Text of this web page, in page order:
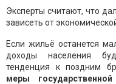
Эксперты считают, что
зависеть от
Если жильё останется
доходы населения
тенденция к поздним
меры